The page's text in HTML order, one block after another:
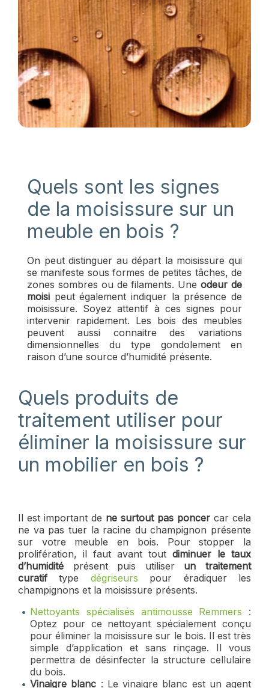
Quels sont les signes
de la moisissure sur un
meuble en bois ?
On peut distinguer au départ la moisissure qui
se manifeste sous formes de petites tâches, de
zones sombres ou de filaments. Uneodeur de
moisi peut également indiquer la présence de
moisissure. Soyez attentif à ces signes pour
intervenir rapidement. Les bois des meubles
peuvent aussi connaitre des variations
dimensionnelles du type gondolement en
raison d’une source d’humidité présente.
Quels produits de
traitement utiliser pour
éliminer la moisissure sur
un mobilier en bois ?
Il est important de ne surtout pas poncer car cela
ne va pas tuer la racine du champignon présente
sur votre meuble en bois. Pour stopper la
prolifération, il faut avant tout diminuer le taux
d’humidité présent puis utiliser un traitement
curatif type dégriseurs pour éradiquer les
champignons et la moisissure présents.
Nettoyants spécialisés antimousse Remmers :
Optez pour ce nettoyant spécialement conçu
pour éliminer la moisissure sur le bois. Il est très
simple d’application et sans rinçage. Il vous
permettra de désinfecter la structure cellulaire
du bois.
Vinaigre blanc : Le vinaigre blanc est un agent